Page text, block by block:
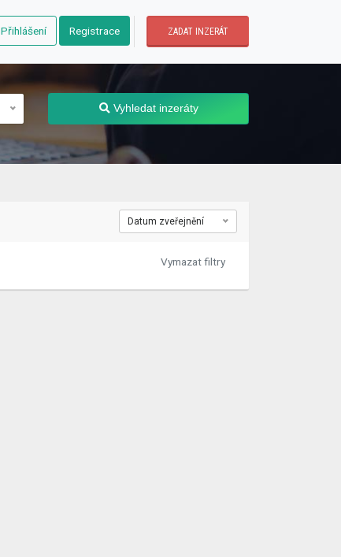
Přihlášení Registrace ZADAT INZERÁT
Vyhledat inzeráty
Datum zveřejnění
Vymazat filtry